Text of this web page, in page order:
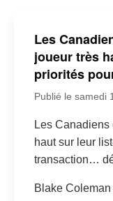
Les
joueur très
priorités
Publié le samedi
Les
haut sur leur
transaction…
Blake